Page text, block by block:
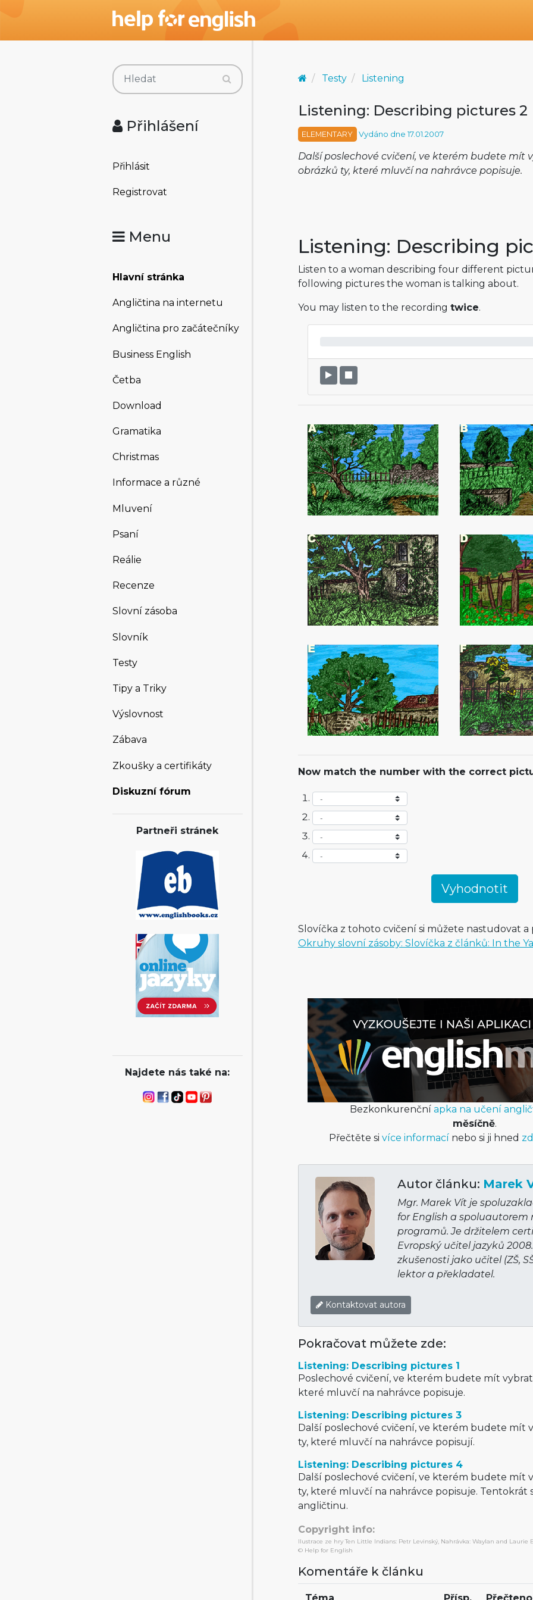
Přihlášení
Přihlásit
Registrovat
Menu
Hlavní stránka
Angličtina na internetu
Angličtina pro začátečníky
Business English
Četba
Download
Gramatika
Christmas
Informace a různé
Mluvení
Psaní
Reálie
Recenze
Slovní zásoba
Slovník
Testy
Tipy a Triky
Výslovnost
Zábava
Zkoušky a certifikáty
Diskuzní fórum
Partneři stránek
Najdete nás také na:
Testy Listening
Listening: Describing pictures 2
ELEMENTARY Vydáno dne 17.01.2007
Další poslechové cvičení, ve kterém budete mít
obrázků ty, které mluvčí na nahrávce popisuje.
Listening: Describing
Listen to a woman describing four different
following pictures the woman is talking about.
You may listen to the recording twice.
Now match the number with the correct
Slovíčka z tohoto cvičení si můžete nastudovat a
Okruhy slovní zásoby: Slovíčka z článků: In the
Bezkonkurenční apka na učení
měsíčně.
Přečtěte sivíce informací nebo si ji hned
Autor článku: Marek
Mgr. Marek Vít je
for English a spoluautorem
programů. Je držitelem
Evropský učitel jazyků
zkušenosti jako učitel (ZŠ,
lektor a překladatel.
Kontaktovat autora
Pokračovat můžete zde:
Listening: Describing pictures 1
Poslechové cvičení, ve kterém budete mít
které mluvčí na nahrávce popisuje.
Listening: Describing pictures 3
Další poslechové cvičení, ve kterém budete mít
ty, které mluvčí na nahrávce popisují.
Listening: Describing pictures 4
Další poslechové cvičení, ve kterém budete mít
ty, které mluvčí na nahrávce popisuje. Tentokrát
angličtinu.
Copyright info:
Ilustrace ze hry Ten Little Indians: Petr Levinský, Nahrávka: Waylan and Laurie
© Help for English
Komentáře k článku